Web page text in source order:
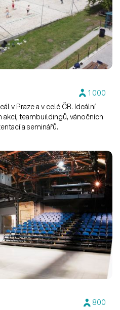
1 000
v Praze a v celé ČR. Ideální
teambuildingů, vánočních
a seminářů.
800